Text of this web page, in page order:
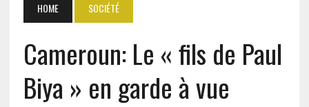
HOME SOCIÉTÉ
Cameroun: Le « fils de Paul
Biya » en garde à vue